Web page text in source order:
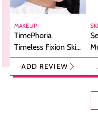
MAKEUP
TimePhoria
Timeless Fixion Skin
Tint Stick,
Foundation dan
ADD REVIEW